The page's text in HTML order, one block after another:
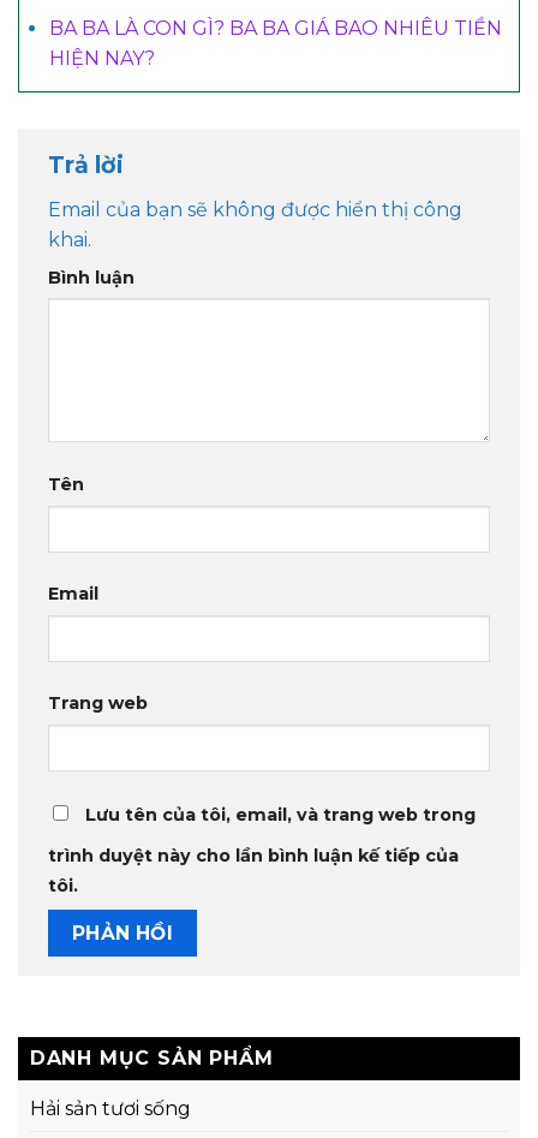
BA BA LÀ CON GÌ? BA BA GIÁ BAO NHIÊU TIỀN
HIỆN NAY?
Trả lời
Email của bạn sẽ không được hiển thị công
khai.
Bình luận
Tên
Email
Trang web
Lưu tên của tôi, email, và trang web trong
trình duyệt này cho lần bình luận kế tiếp của
tôi.
DANH MỤC SẢN PHẨM
Hải sản tươi sống